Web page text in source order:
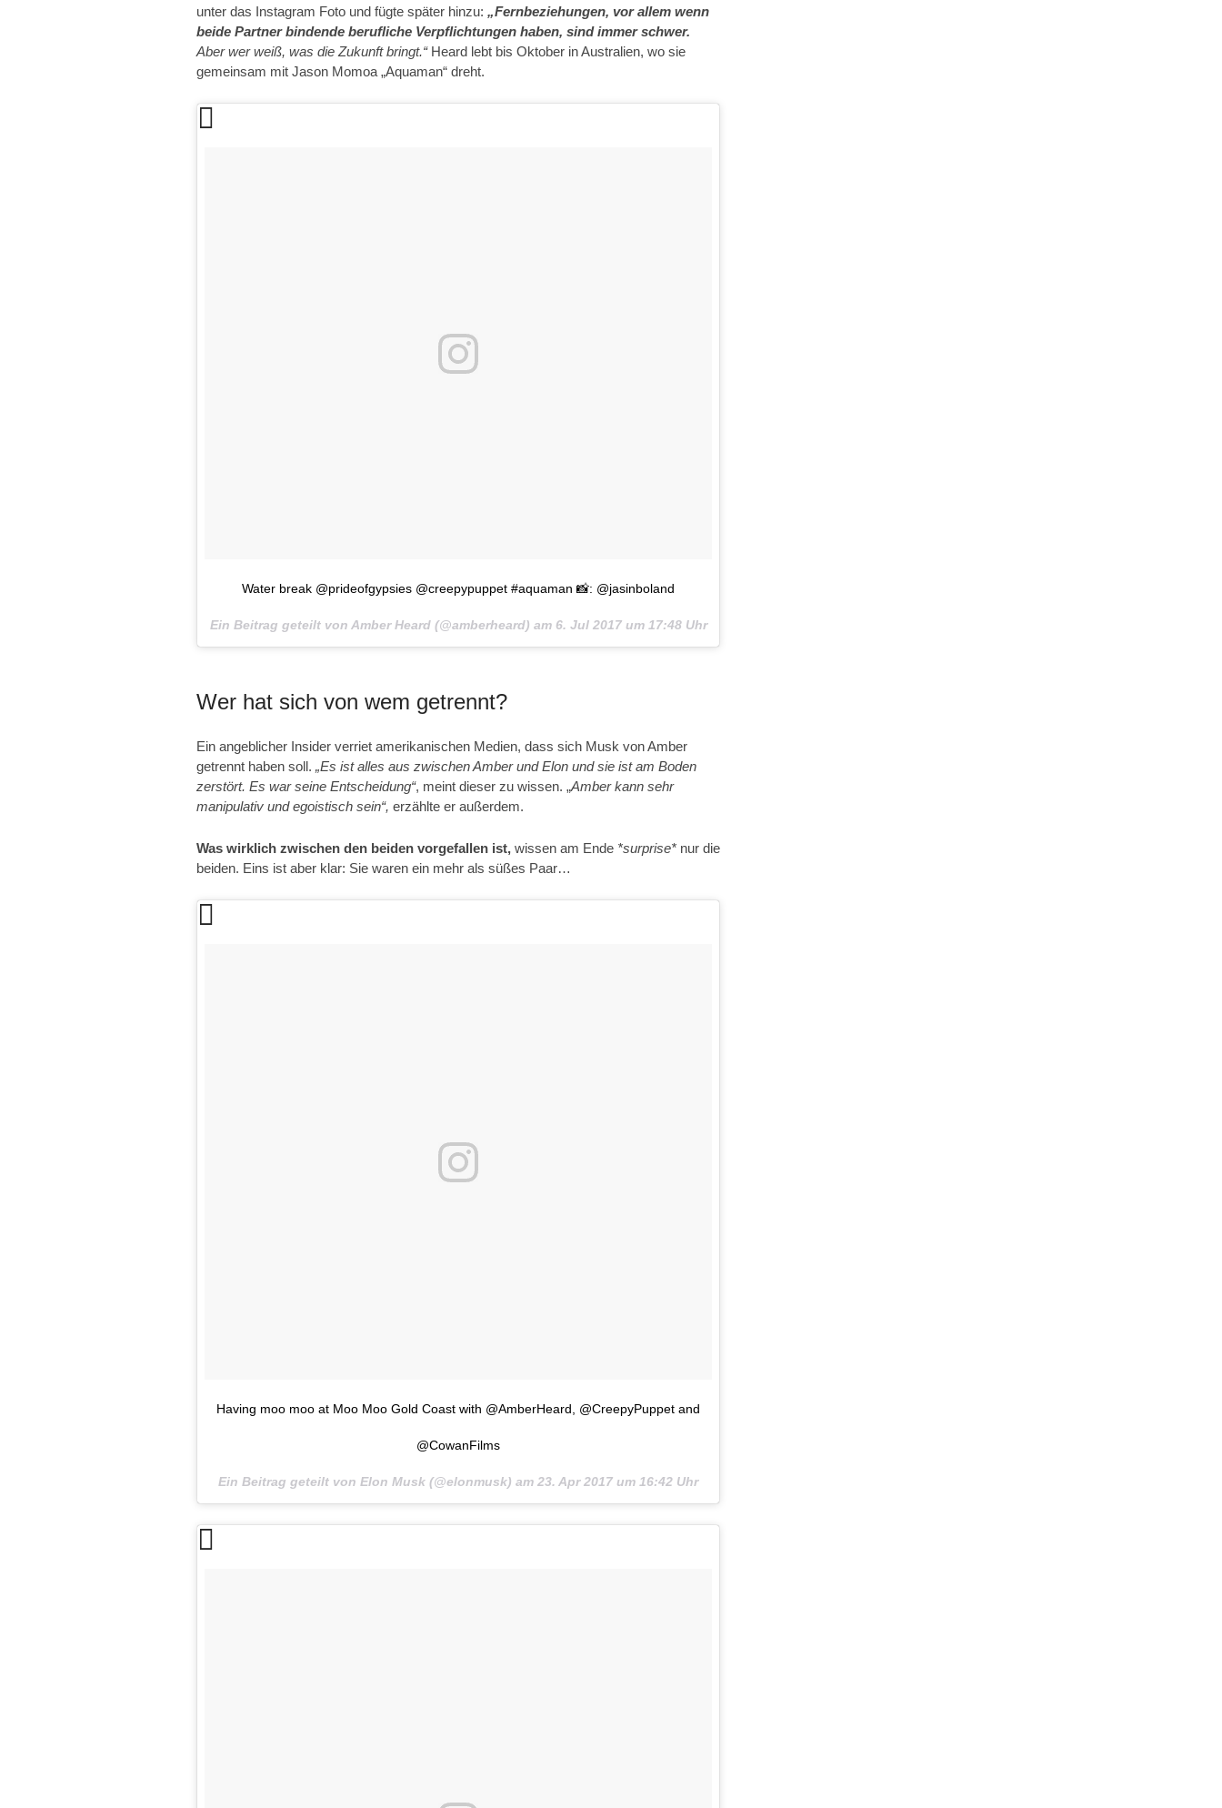
unter das Instagram Foto und fügte später hinzu: „Fernbeziehungen, vor allem wenn
beide Partner bindende berufliche Verpflichtungen haben, sind immer schwer.
Aber wer weiß, was die Zukunft bringt.“ Heard lebt bis Oktober in Australien, wo sie
gemeinsam mit Jason Momoa „Aquaman“ dreht.
Water break @prideofgypsies @creepypuppet #aquaman 📸: @jasinboland
Ein Beitrag geteilt von Amber Heard (@amberheard) am 6. Jul 2017 um 17:48 Uhr
Wer hat sich von wem getrennt?
Ein angeblicher Insider verriet amerikanischen Medien, dass sich Musk von Amber
getrennt haben soll. „Es ist alles aus zwischen Amber und Elon und sie ist am Boden
zerstört. Es war seine Entscheidung“, meint dieser zu wissen. „Amber kann sehr
manipulativ und egoistisch sein“, erzählte er außerdem.
Was wirklich zwischen den beiden vorgefallen ist, wissen am Ende *surprise* nur die
beiden. Eins ist aber klar: Sie waren ein mehr als süßes Paar…
Having moo moo at Moo Moo Gold Coast with @AmberHeard, @CreepyPuppet and
@CowanFilms
Ein Beitrag geteilt von Elon Musk (@elonmusk) am 23. Apr 2017 um 16:42 Uhr